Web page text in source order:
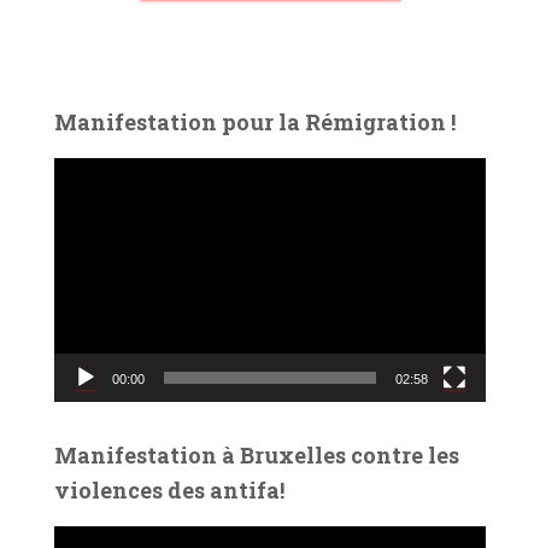
Manifestation pour la Rémigration !
v
o
00:00 02:58
Manifestation à Bruxelles contre les
violences des antifa!